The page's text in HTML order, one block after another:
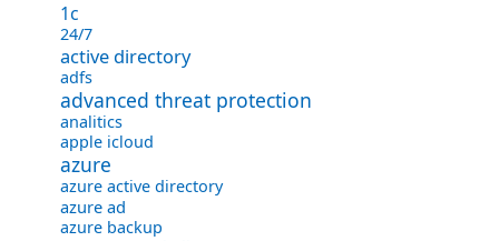
1с
24/7
active directory
adfs
advanced threat protection
analitics
apple icloud
azure
azure active directory
azure ad
azure backup